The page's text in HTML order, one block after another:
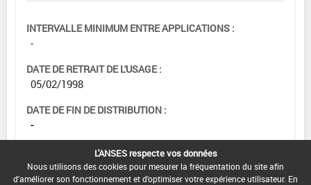
INTERVALLE MINIMUM ENTRE APPLICATIONS :
-
DATE DE RETRAIT DE L'USAGE :
05/02/1998
DATE DE FIN DE DISTRIBUTION :
-
DATE DE FIN D'UTILISATION :
-
L'ANSES respecte vos données
Nous utilisons des cookies pour mesurer la fréquentation du site afin
d'améliorer son fonctionnement et d'optimiser votre expérience utilisateur. En